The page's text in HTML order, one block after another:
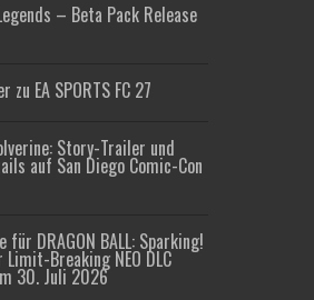
– Beta Pack Release
zu EA SPORTS FC 27
Story-Trailer und
auf San Diego Comic-Con
für DRAGON BALL: Sparking!
Limit-Breaking NEO DLC
30. Juli 2026